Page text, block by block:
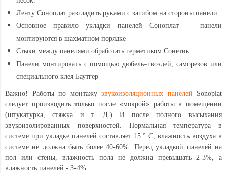
Ленту Соноплат разгладить руками с загибом на стороны панели
Основное правило укладки панелей Соноплат — панели
монтируются в шахматном порядке
Стыки между панелями обработать герметиком Сонетик
Панели монтировать с помощьюдюбель–гвоздей, саморезов или
специального клея Баутгер
Важно! Работы по монтажу звукоизоляционных панелей Sonoplat
следует производить только после «мокрой» работы в помещении
(штукатурка, стяжка и т. Д.) И после полного высыхания
звукоизолированных поверхностей. Нормальная температура в
системе при укладке панелей составляет 15 ° С, влажность воздуха в
системе не должна быть более 40-60%. Перед укладкой панелей на
пол или стены, влажность пола не должна превышать 2-3%, а
влажность панелей - 3-4%.